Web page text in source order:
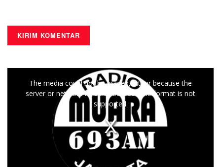
The media could not be loaded, either because the
server or network failed or because the format is not
supported.